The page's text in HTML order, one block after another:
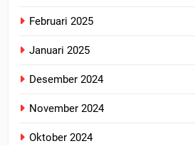
Februari 2025
Januari 2025
Desember 2024
November 2024
Oktober 2024